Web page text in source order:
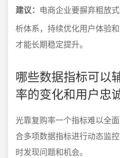
建议： 电商企业要摒弃粗放
析体系，持续优化用户体验
才能长期稳定提升。
哪些数据指标可以
率的变化和用户忠
光靠复购率一个指标难以全
合多项数据指标进行动态监
时发现问题和机会。